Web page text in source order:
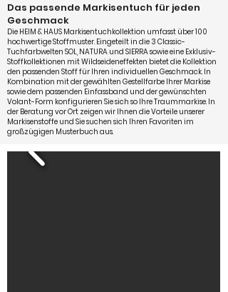
Das passende Markisentuch für jeden
Geschmack
Die HEIM & HAUS Markisentuchkollektion umfasst über 100
hochwertige Stoffmuster. Eingeteilt in die 3 Classic-
Tuchfarbwelten SOL, NATURA und SIERRA sowie eine Exklusiv-
Stoffkollektionen mit Wildseideneffekten bietet die Kollektion
den passenden Stoff für Ihren individuellen Geschmack. In
Kombination mit der gewählten Gestellfarbe Ihrer Markise
sowie dem passenden Einfassband und der gewünschten
Volant-Form konfigurieren Sie sich so Ihre Traummarkise. In
der Beratung vor Ort zeigen wir Ihnen die Vorteile unserer
Markisenstoffe und Sie suchen sich Ihren Favoriten im
großzügigen Musterbuch aus.